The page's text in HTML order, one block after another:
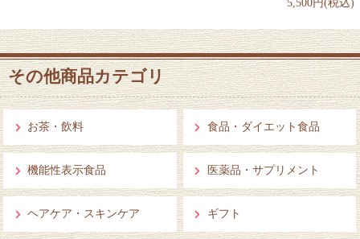
5,500円(税込)
その他商品カテゴリ
お茶・飲料 食品・ダイエット食品
機能性表示食品 医薬品・サプリメント
ヘアケア・スキンケア ギフト